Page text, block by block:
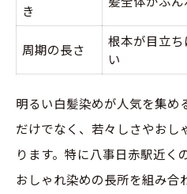
き
周期の長さ
根本が目立ち
い
明るい白髪染めが人気を集め
だけでなく、若々しさやおし
ります。特に八事日赤駅近く
おしゃれ染めの長所を組み合